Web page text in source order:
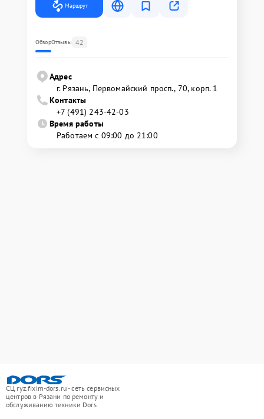
Маршрут
ОбзорОтзывы 42
Адрес
г. Рязань, Первомайский просп., 70, корп. 1
Контакты
+7 (491) 243-42-03
Время работы
Работаем с 09:00 до 21:00
СЦ ryz.fixim-dors.ru - сеть сервисных
центров в Рязани по ремонту и
обслуживанию техники Dors